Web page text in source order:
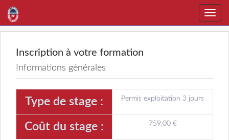
Toggle
Inscription à votre formation
Informations générales
Type de stage : Permis exploitation 3 jours
Coût du stage : 759,00 €